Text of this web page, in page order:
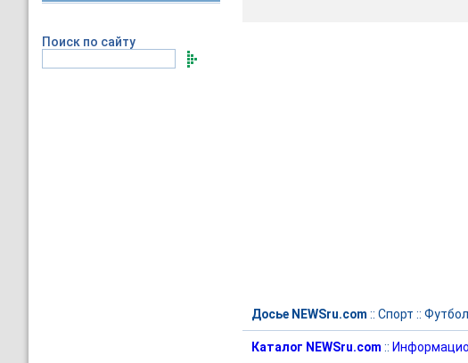
Поиск по сайту
Досье NEWSru.com :: Спорт :: Футбол
Каталог NEWSru.com ::